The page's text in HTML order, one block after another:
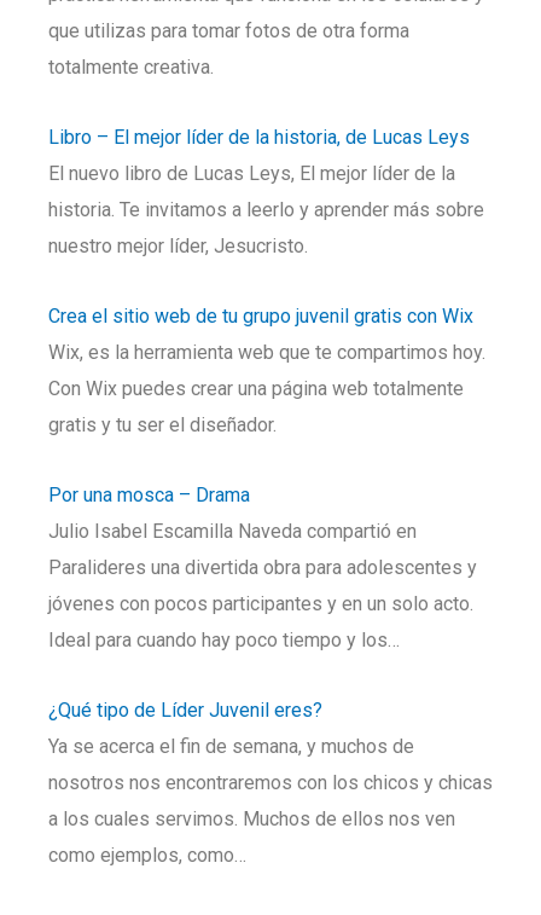
que utilizas para tomar fotos de otra forma
totalmente creativa.
Libro – El mejor líder de la historia, de Lucas Leys
El nuevo libro de Lucas Leys, El mejor líder de la
historia. Te invitamos a leerlo y aprender más sobre
nuestro mejor líder, Jesucristo.
Crea el sitio web de tu grupo juvenil gratis con Wix
Wix, es la herramienta web que te compartimos hoy.
Con Wix puedes crear una página web totalmente
gratis y tu ser el diseñador.
Por una mosca – Drama
Julio Isabel Escamilla Naveda compartió en
Paralideres una divertida obra para adolescentes y
jóvenes con pocos participantes y en un solo acto.
Ideal para cuando hay poco tiempo y los…
¿Qué tipo de Líder Juvenil eres?
Ya se acerca el fin de semana, y muchos de
nosotros nos encontraremos con los chicos y chicas
a los cuales servimos. Muchos de ellos nos ven
como ejemplos, como…